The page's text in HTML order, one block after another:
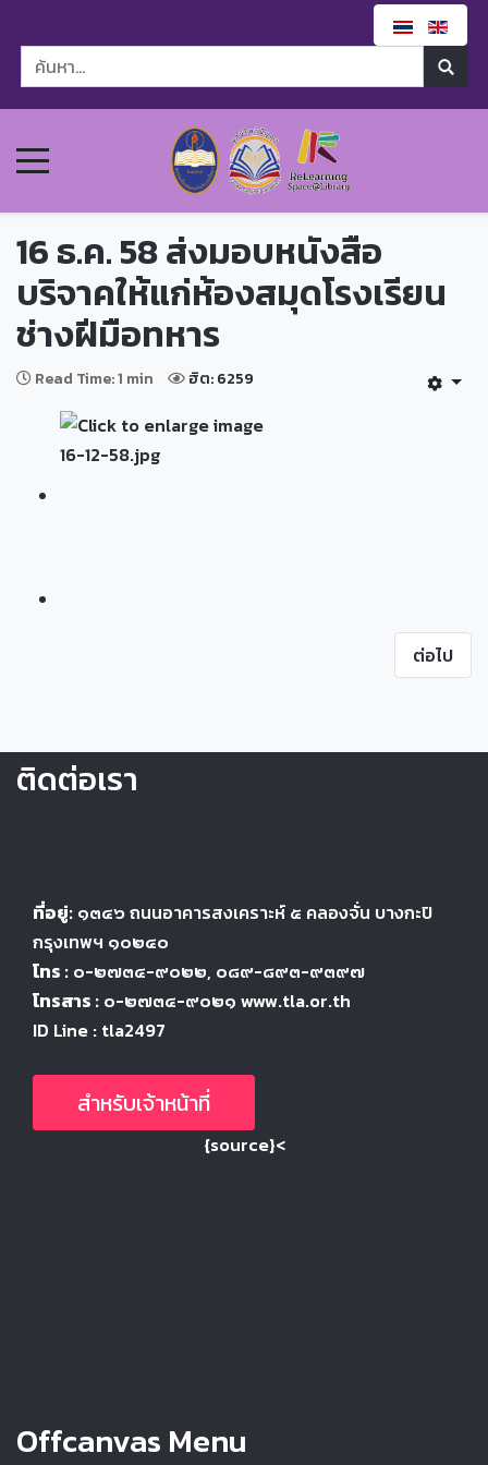
16 ธ.ค. 58 ส่งมอบหนังสือ
บริจาคให้แก่ห้องสมุดโรงเรียน
ช่างฝีมือทหาร
Read Time: 1 min ฮิต: 6259
ต่อไป
ติดต่อเรา
ที่อยู่: ๑๓๔๖ ถนนอาคารสงเคราะห์ ๕ คลองจั่น บางกะปิ
กรุงเทพฯ ๑๐๒๔๐
โทร : ๐-๒๗๓๔-๙๐๒๒, ๐๘๙-๘๙๓-๙๓๙๗
โทรสาร : ๐-๒๗๓๔-๙๐๒๑ www.tla.or.th
ID Line : tla2497
สำหรับเจ้าหน้าที่
{source}<
Offcanvas Menu